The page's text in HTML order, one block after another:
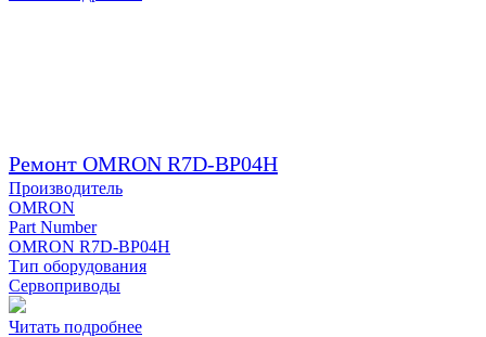
Ремонт OMRON R7D-BP04H
Производитель
OMRON
Part Number
OMRON R7D-BP04H
Тип оборудования
Сервоприводы
Читать подробнее